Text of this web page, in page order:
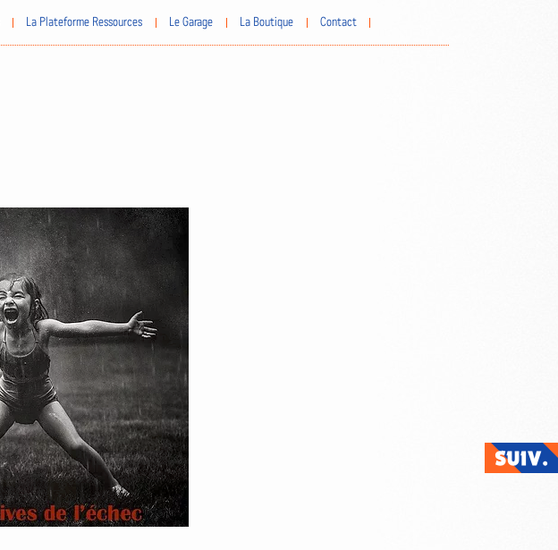
La Plateforme Ressources Le Garage La Boutique Contact